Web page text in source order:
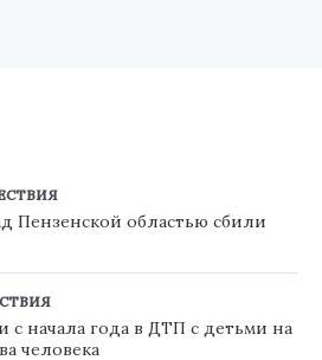
Пензенской областью сбили
с начала года в ДТП с детьми на
человека